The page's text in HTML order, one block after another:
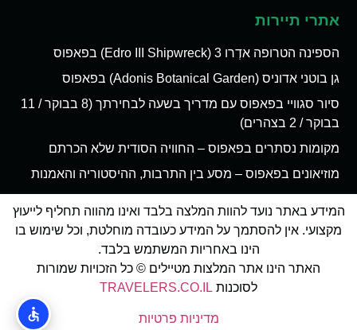
אתרי תיירות
הספינה הטרופה אדְרו 3 (Edro III Shipwreck) בפאפוס
גן בוטני אדוניס (Adonis Botanical Garden) בפאפוס
סיור סגוויי בפאפוס עם מדריך בשעה לבחירתך (8 בבוקר / 11
בבוקר / 2 בצהרים)
מקומות נסתרים בפאפוס – החוויה הסודית שלא הכרתם
מוזיאונים בפאפוס – מסע בין התרבות, ההיסטוריה והאמנות
המידע באתר נועד להוות המלצה בלבד ואינו מהווה תחליף לייעוץ
מקצועי. אין להסתמך על המידע כעובדה מוחלטת, וכל שימוש בו
הינו באחריות המשתמש בלבד.
האתר הינו אתר המלצות מטיילים © כל הזכויות שמורות
לסוכנות TRAVELERS.CO.IL
מדיניות פרטיות